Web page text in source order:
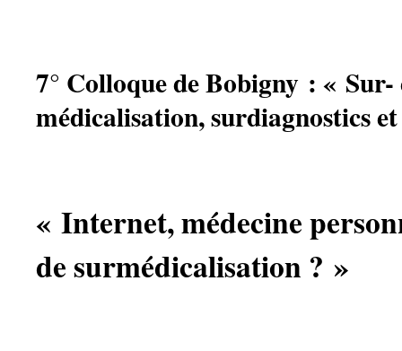
7° Colloque de Bobigny : « Sur-
médicalisation, surdiagnostics
« Internet, médecine
de surmédicalisation ? »